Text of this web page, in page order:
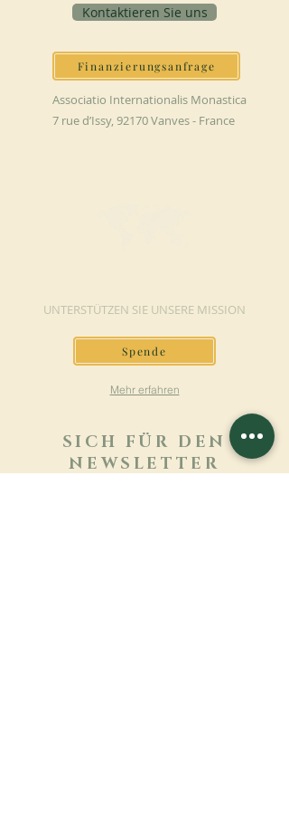
Kontaktieren Sie uns
Finanzierungsanfrage
Associatio Internationalis Monastica
7 rue d’Issy, 92170 Vanves - France
UNTERSTÜTZEN SIE UNSERE MISSION
Spende
Mehr erfahren
SICH FÜR DEN
NEWSLETTER